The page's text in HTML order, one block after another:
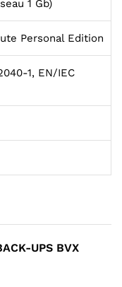
1 Gb)
Personal Edition
1, EN/IEC
UPS BVX